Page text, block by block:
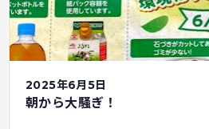
2025年6月5日
朝から大騒ぎ！